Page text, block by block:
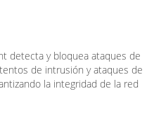
detecta y bloquea ataques de
de intrusión y ataques de
la integridad de la red